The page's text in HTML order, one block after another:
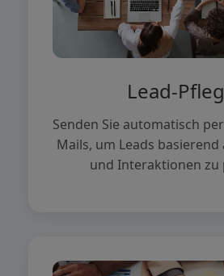
Lead-
Senden Sie automatisch
Mails, um Leads
und Interaktionen zu